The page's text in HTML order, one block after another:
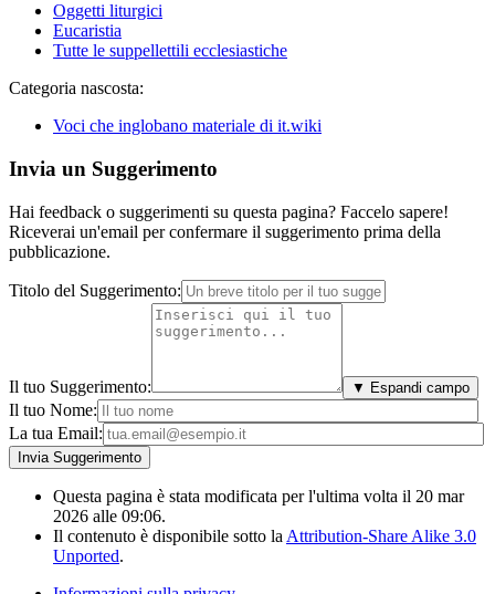
Oggetti liturgici
Eucaristia
Tutte le suppellettili ecclesiastiche
Categoria nascosta:
Voci che inglobano materiale di it.wiki
Invia un Suggerimento
Hai feedback o suggerimenti su questa pagina? Faccelo sapere!
Riceverai un'email per confermare il suggerimento prima della
pubblicazione.
Titolo del Suggerimento:
Il tuo Suggerimento: ▼ Espandi campo
Il tuo Nome:
La tua Email:
Questa pagina è stata modificata per l'ultima volta il 20 mar
2026 alle 09:06.
Il contenuto è disponibile sotto la Attribution-Share Alike 3.0
Unported.